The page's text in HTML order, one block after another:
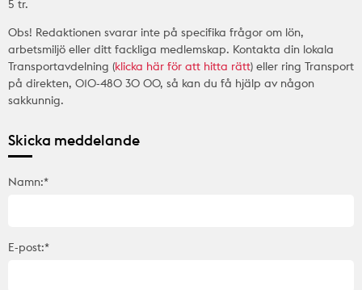
5 tr.
Obs! Redaktionen svarar inte på specifika frågor om lön,
arbetsmiljö eller ditt fackliga medlemskap. Kontakta din lokala
Transportavdelning (klicka här för att hitta rätt) eller ring Transport
på direkten, 010-480 30 00, så kan du få hjälp av någon
sakkunnig.
Skicka meddelande
Namn:*
E-post:*